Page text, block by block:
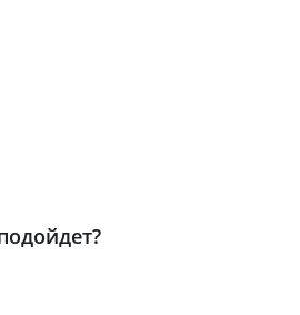
«Малый бизнес», «Бизнес» и